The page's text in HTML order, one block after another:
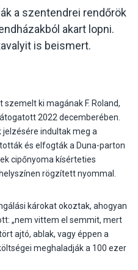
a szentendrei rendőrök
akart lopni.
is beismert.
ki magának F. Roland,
2022 decemberében.
indultak meg a
és elfogták a Duna-parton
cipőnyoma kísérteties
rögzített nyommal.
károkat okoztak, ahogyan
„nem vittem el semmit, mert
ajtó, ablak, vagy éppen a
meghaladják a 100 ezer